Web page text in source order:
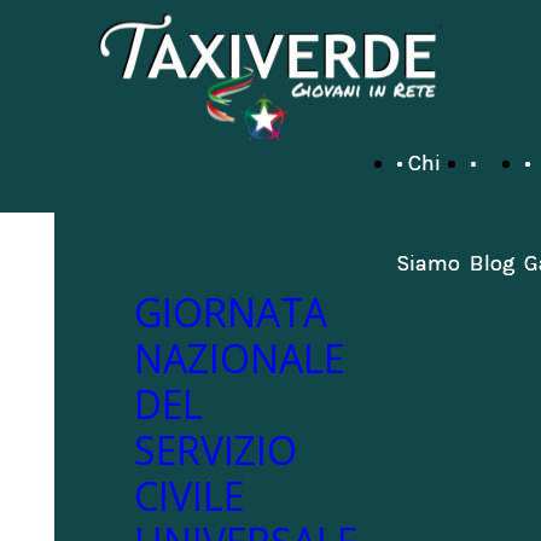
• Chi
Siamo
•
Blog
•
• Chi
Siamo
•
Blog
•
GIORNATA
NAZIONALE
DEL
SERVIZIO
CIVILE